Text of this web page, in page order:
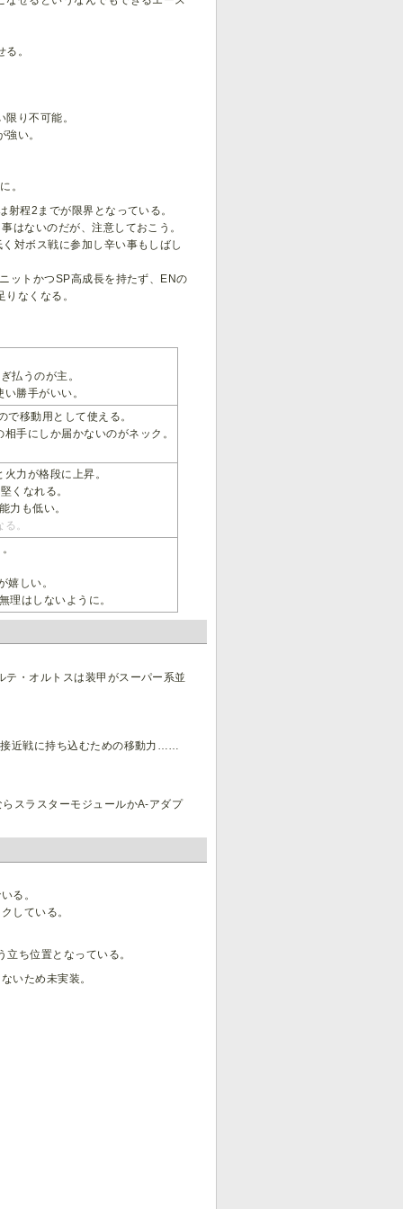
。
り不可能。
い。
。
程2までが限界となっている。
はないのだが、注意しておこう。
対ボス戦に参加し辛い事もしばし
ットかつSP高成長を持たず、ENの
なくなる。
払うのが主。
勝手がいい。
移動用として使える。
手にしか届かないのがネック。
力が格段に上昇。
くなれる。
力も低い。
。
しい。
理はしないように。
・オルトスは装甲がスーパー系並
近戦に持ち込むための移動力……
スラスターモジュールかA-アダプ
る。
している。
立ち位置となっている。
いため未実装。